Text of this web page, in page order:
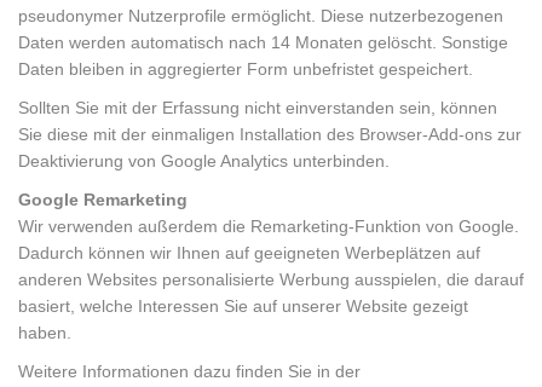
pseudonymer Nutzerprofile ermöglicht. Diese nutzerbezogenen
Daten werden automatisch nach 14 Monaten gelöscht. Sonstige
Daten bleiben in aggregierter Form unbefristet gespeichert.
Sollten Sie mit der Erfassung nicht einverstanden sein, können
Sie diese mit der einmaligen Installation des Browser-Add-ons zur
Deaktivierung von Google Analytics unterbinden.
Google Remarketing
Wir verwenden außerdem die Remarketing-Funktion von Google.
Dadurch können wir Ihnen auf geeigneten Werbeplätzen auf
anderen Websites personalisierte Werbung ausspielen, die darauf
basiert, welche Interessen Sie auf unserer Website gezeigt
haben.
Weitere Informationen dazu finden Sie in der